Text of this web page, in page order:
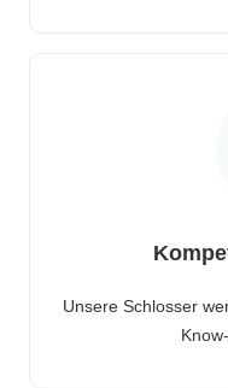
Unsere Schlosser